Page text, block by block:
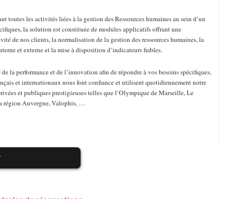
les activités liées à la gestion des Ressources humaines au sein d’un
la solution est constituée de modules applicatifs offrant une
de nos clients, la normalisation de la gestion des ressources humaines, la
et externe et la mise à disposition d’indicateurs fiables.
la performance et de l’innovation afin de répondre à vos besoins spécifiques,
et internationaux nous font confiance et utilisent quotidiennement notre
et publiques prestigieuses telles que l’Olympique de Marseille, Le
région Auvergne, Valophis, …